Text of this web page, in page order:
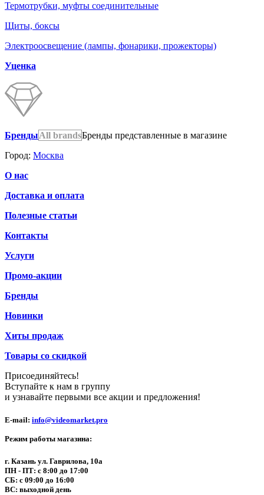
Термотрубки, муфты соединительные
Щиты, боксы
Электроосвещение (лампы, фонарики, прожекторы)
Уценка
БрендыAll brandsБренды представленные в магазине
Город: Москва
О нас
Доставка и оплата
Полезные статьи
Контакты
Услуги
Промо-акции
Бренды
Новинки
Хиты продаж
Товары со скидкой
Присоединяйтесь!
Вступайте к нам в группу
и узнавайте первыми все акции и предложения!
E-mail: info@videomarket.pro
Режим работы магазина:
г. Казань ул. Гаврилова, 10а
ПН - ПТ: с 8:00 до 17:00
СБ: с 09:00 до 16:00
ВС: выходной день